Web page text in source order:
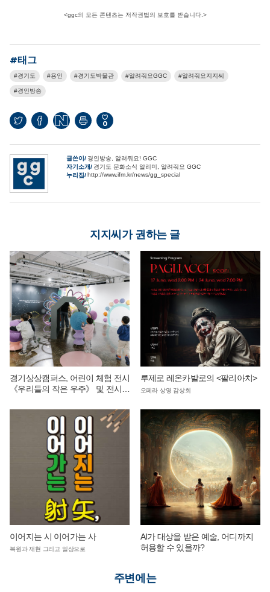
<ggc의 모든 콘텐츠는 저작권법의 보호를 받습니다.>
#태그
경기도 용인 경기도박물관 알려줘요GGC 알려줘요지지씨
경인방송
0
글쓴이
경인방송, 알려줘요! GGC
자기소개
경기도 문화소식 알리미, 알려줘요 GGC
누리집 http://www.ifm.kr/news/gg_special
지지씨가 권하는 글
경기상상캠퍼스, 어린이 체험 전시
《우리들의 작은 우주》 및 전시
루제로 레온카발로의 <팔리아치>
오페라 상영 감상회
이어지는 시 이어가는 사
복원과 재현 그리고 일상으로
AI가 대상을 받은 예술, 어디까지
허용할 수 있을까?
주변에는